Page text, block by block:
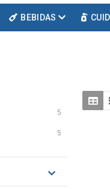
BEBIDAS
5
5